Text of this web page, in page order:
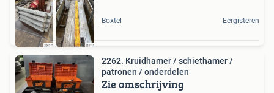
Boxtel Eergisteren
2262. Kruidhamer / schiethamer /
patronen / onderdelen
Zie omschrijving